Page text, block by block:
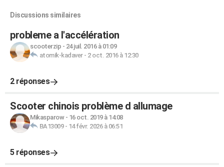
Discussions similaires
probleme a l'accélération
scooterzip - 24 juil. 2016 à 01:09
atomik-kadaver- 2 oct. 2016 à 12:30
2 réponses
Scooter chinois problème d allumage
Mikasparow- 16 oct. 2019 à 14:08
BA13009- 14 févr. 2026 à 06:51
5 réponses